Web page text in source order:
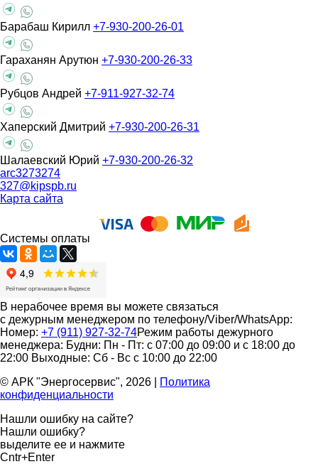
Барабаш Кирилл +7-930-200-26-01
Гараханян Арутюн +7-930-200-26-33
Рубцов Андрей +7-911-927-32-74
Хаперский Дмитрий +7-930-200-26-31
Шалаевский Юрий +7-930-200-26-32
arc3273274
327@kipspb.ru
Карта сайта
Системы оплаты
В нерабочее время вы можете связаться
с дежурным менеджером по телефону/Viber/WhatsApp:
Номер: +7 (911) 927-32-74Режим работы дежурного
менеджера: Будни: Пн - Пт: с 07:00 до 09:00 и с 18:00 до
22:00 Выходные: Сб - Вс с 10:00 до 22:00
© АРК "Энергосервис", 2026
Политика
конфиденциальности
Нашли ошибку на сайте?
Нашли ошибку?
выделите ее и нажмите
Cntr+Enter